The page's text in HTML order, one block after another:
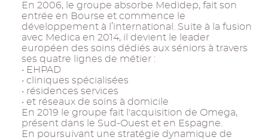
En 2006, le groupe absorbe Medidep, fait son
entrée en Bourse et commence le
développement à l’international. Suite à la fusion
avec Medica en 2014, il devient le leader
européen des soins dédiés aux séniors à travers
ses quatre lignes de métier :
• EHPAD
• cliniques spécialisées
• résidences services
• et réseaux de soins à domicile
En 2019 le groupe fait l'acquisition de Omega,
présent dans le Sud-Ouest et en Espagne.
En poursuivant une stratégie dynamique de